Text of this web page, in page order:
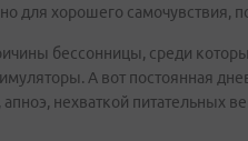
для хорошего самочувствия,
бессонницы, среди
А вот постоянная
нехваткой питательных